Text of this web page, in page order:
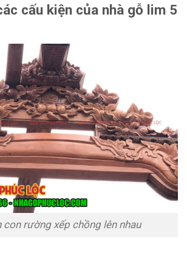
cấu kiện của nhà gỗ lim 5
con rường xếp chồng lên nhau